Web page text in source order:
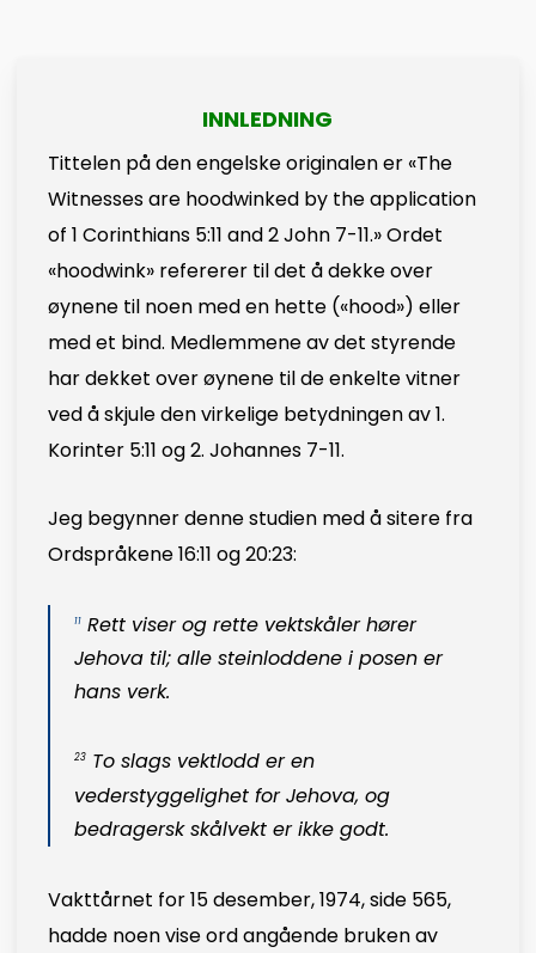
INNLEDNING
Tittelen på den engelske originalen er «The
Witnesses are hoodwinked by the application
of 1 Corinthians 5:11 and 2 John 7-11.» Ordet
«hoodwink» refererer til det å dekke over
øynene til noen med en hette («hood») eller
med et bind. Medlemmene av det styrende
har dekket over øynene til de enkelte vitner
ved å skjule den virkelige betydningen av 1.
Korinter 5:11 og 2. Johannes 7-11.
Jeg begynner denne studien med å sitere fra
Ordspråkene 16:11 og 20:23:
11 Rett viser og rette vektskåler hører
Jehova til; alle steinloddene i posen er
hans verk.
23 To slags vektlodd er en
vederstyggelighet for Jehova, og
bedragersk skålvekt er ikke godt.
Vakttårnet for 15 desember, 1974, side 565,
hadde noen vise ord angående bruken av